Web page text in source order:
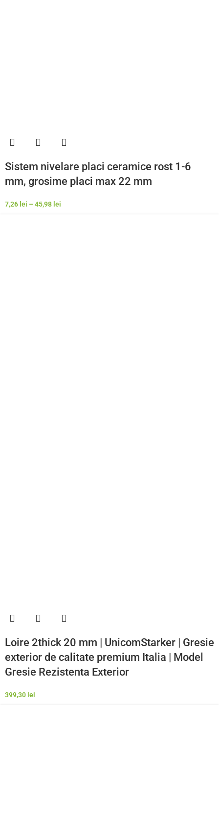
Sistem nivelare placi ceramice rost 1-6
mm, grosime placi max 22 mm
7,26 lei – 45,98 lei
Loire 2thick 20 mm | UnicomStarker | Gresie
exterior de calitate premium Italia | Model
Gresie Rezistenta Exterior
399,30 lei